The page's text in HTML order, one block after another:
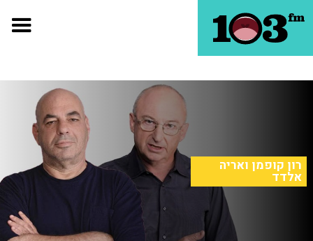
רון קופמן ואריה
אלדד